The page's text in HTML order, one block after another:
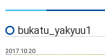
bukatu_yakyuu1
2017.10.20